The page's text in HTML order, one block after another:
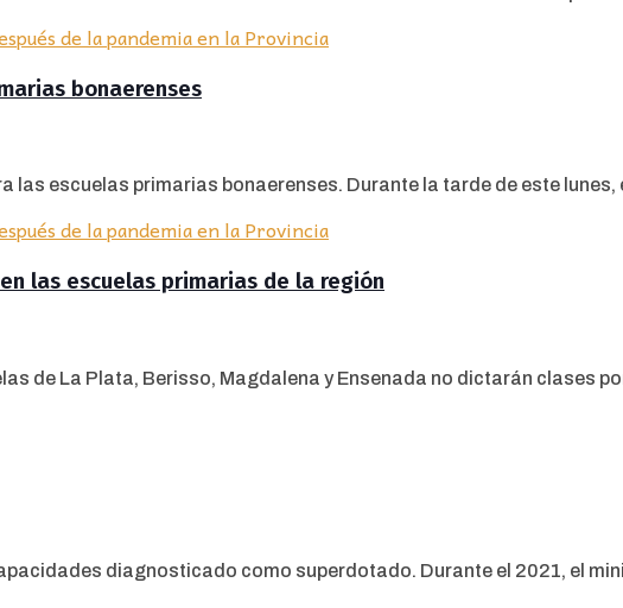
bonaerenses
las escuelas primarias bonaerenses. Durante la tarde de este lunes,
las escuelas primarias de la región
de La Plata, Berisso, Magdalena y Ensenada no dictarán clases
diagnosticado como superdotado. Durante el 2021, el